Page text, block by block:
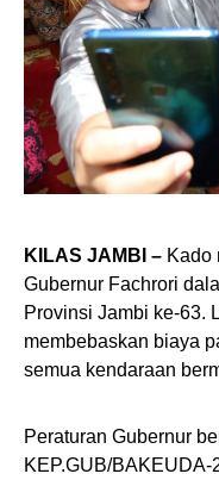
KILAS JAMBI – Kado
Gubernur Fachrori
Provinsi Jambi ke-63.
membebaskan biaya
semua kendaraan
Peraturan Gubernur
KEP.GUB/